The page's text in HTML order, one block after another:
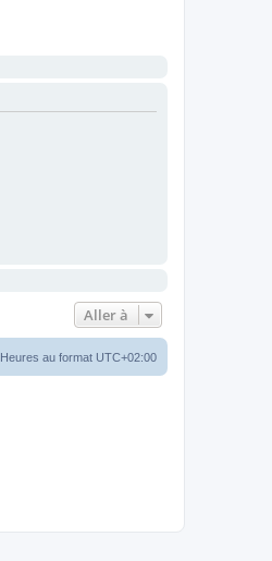
Aller à
Heures au format UTC+02:00